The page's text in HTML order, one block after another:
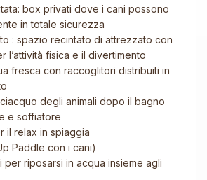
box privati dove i cani possono
in totale sicurezza​
: spazio recintato di attrezzato con
l’attività fisica e il divertimento​
fresca con raccoglitori distribuiti in
degli animali dopo il bagno​
e soffiatore
il relax in spiaggia​
Paddle con i cani)​
riposarsi in acqua insieme agli